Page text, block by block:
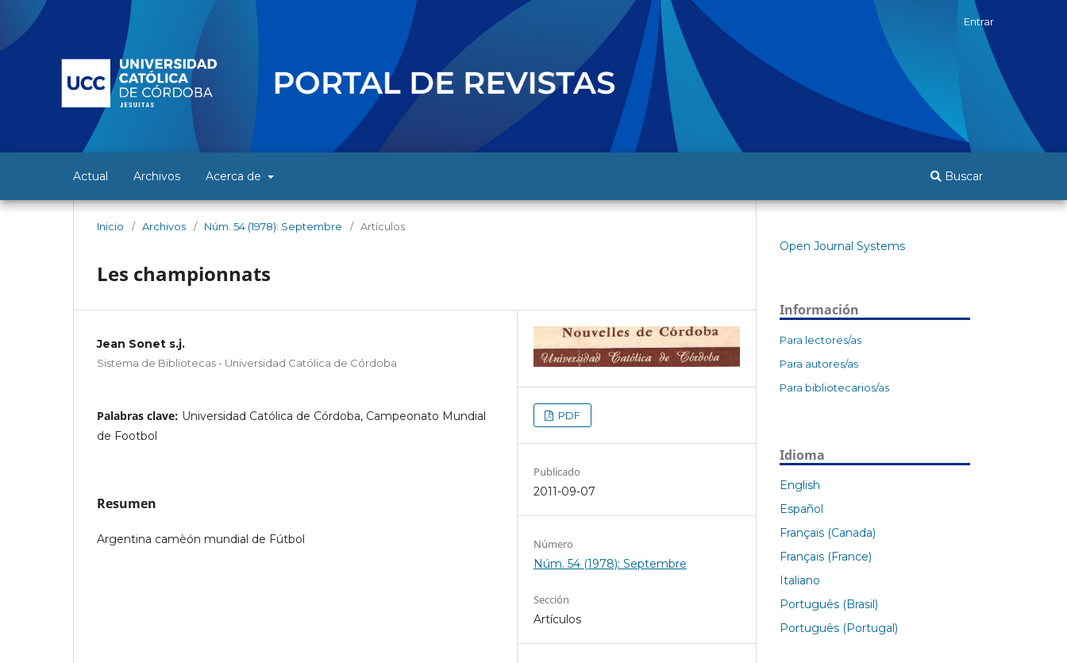
Actual Archivos Acerca de Buscar
Entrar
Inicio / Archivos / Núm. 54 (1978): Septembre / Artículos
Les championnats
Jean Sonet s.j.
Sistema de Bibliotecas - Universidad Católica de Córdoba
Palabras clave: Universidad Católica de Córdoba, Campeonato Mundial
de Footbol
Resumen
Argentina camèón mundial de Fútbol
PDF
Publicado
2011-09-07
Número
Núm. 54 (1978): Septembre
Sección
Artículos
Open Journal Systems
Información
Para lectores/as
Para autores/as
Para bibliotecarios/as
Idioma
English
Español
Français (Canada)
Français (France)
Italiano
Português (Brasil)
Português (Portugal)